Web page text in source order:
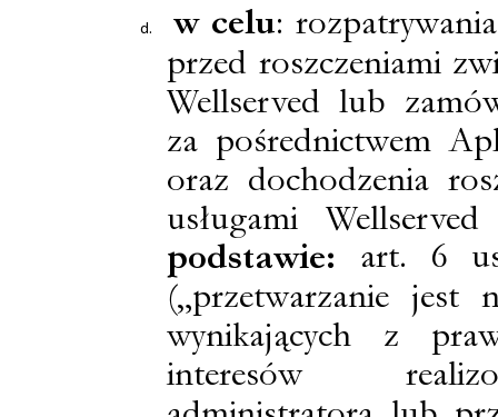
w celu:
przed roszczeniami
Wellserved lub
za pośrednictwem
oraz dochodzenia
usługami
podstawie: art. 6
(„przetwarzanie jest
wynikających z
interesów